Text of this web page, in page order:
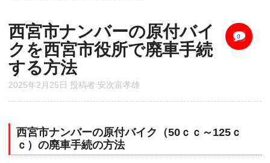
西宮市ナンバーの原付バイ
クを西宮市役所で廃車手続
する方法
2025年2月25日 投稿者安次富孝雄
0
西宮市ナンバーの原付バイク（50ｃｃ～125ｃ
ｃ）の廃車手続の方法